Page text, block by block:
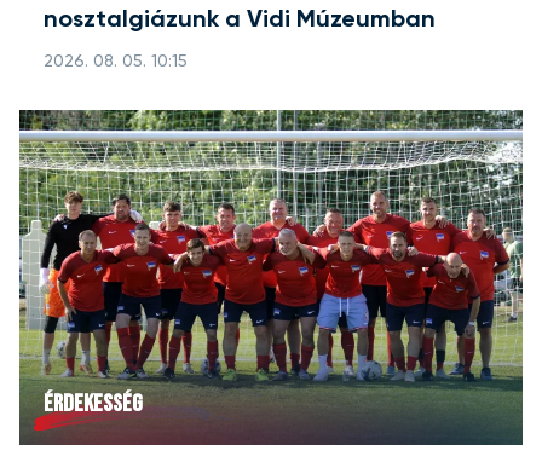
nosztalgiázunk a Vidi Múzeumban
2026. 08. 05. 10:15
ÉRDEKESSÉG